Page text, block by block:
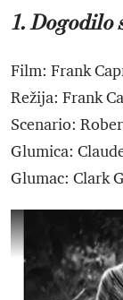
1. Dogodilo
Film: Frank
Režija: Frank
Scenario:
Glumica:
Glumac: Clark